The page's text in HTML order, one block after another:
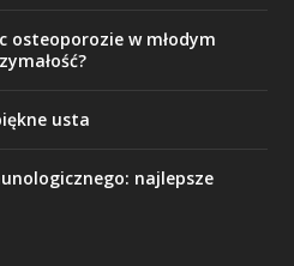
osteoporozie w młodym
usta
najlepsze